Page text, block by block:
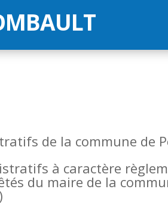
de la commune de
à caractère
du maire de la